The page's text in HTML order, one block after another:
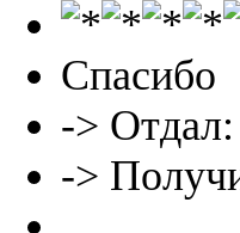
Спасибо
-> Отдал:
->